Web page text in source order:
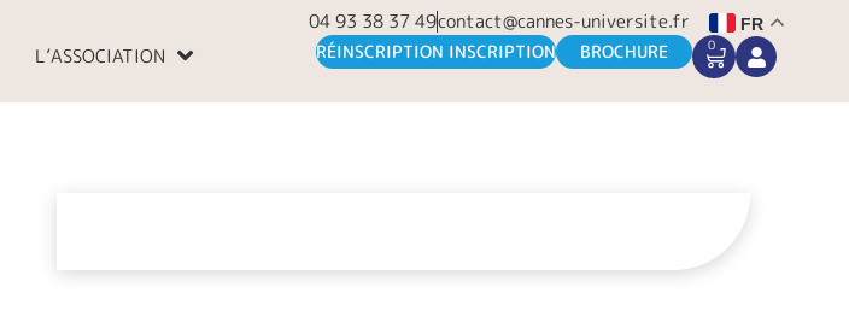
04 93 38 37 49contact@cannes-universite.fr FR
L’ASSOCIATION RÉINSCRIPTION INSCRIPTION BROCHURE 0
CART